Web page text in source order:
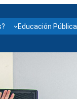
Educación Pública